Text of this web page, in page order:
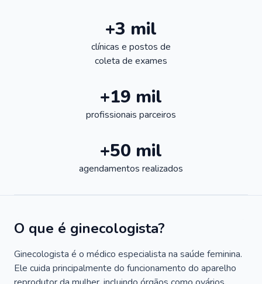
+3 mil
clínicas e postos de
coleta de exames
+19 mil
profissionais parceiros
+50 mil
agendamentos realizados
O que é ginecologista?
Ginecologista é o médico especialista na saúde feminina.
Ele cuida principalmente do funcionamento do aparelho